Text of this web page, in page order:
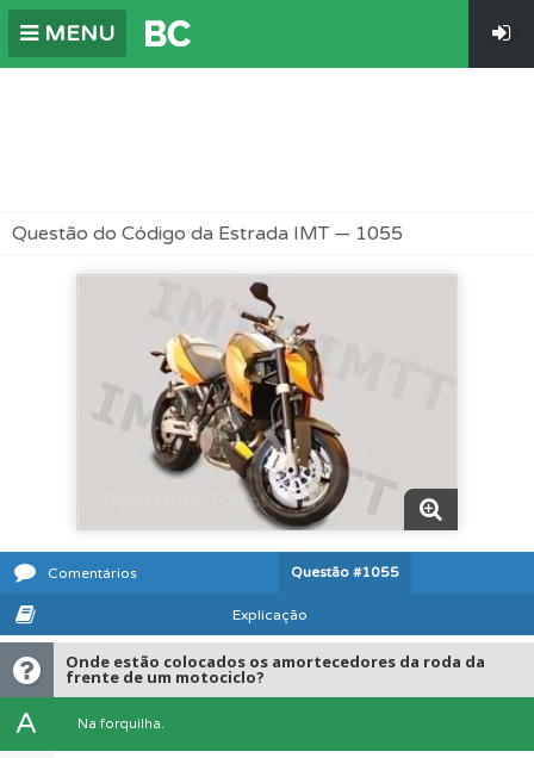
MENU
Questão do Código da Estrada IMT — 1055
Comentários Questão #1055
Explicação
Onde estão colocados os amortecedores da roda da
frente de um motociclo?
A Na forquilha.